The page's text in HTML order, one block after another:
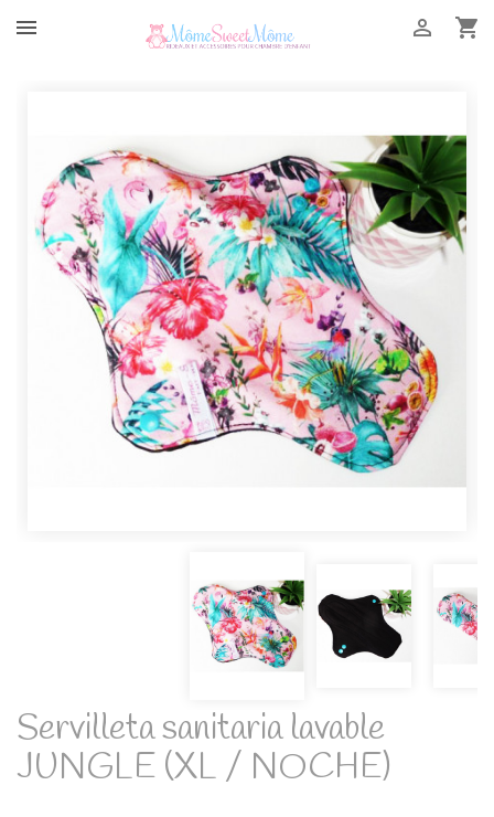
 

Servilleta sanitaria lavable
JUNGLE (XL / NOCHE)